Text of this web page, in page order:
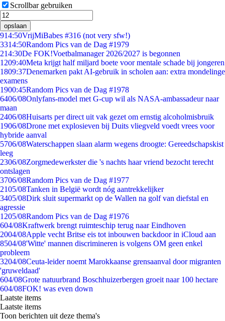
Scrollbar gebruiken
opslaan
914:50VrijMiBabes #316 (not very sfw!)
3314:50Random Pics van de Dag #1979
214:30De FOK!Voetbalmanager 2026/2027 is begonnen
1209:40Meta krijgt half miljard boete voor mentale schade bij jongeren
1809:37Denemarken pakt AI-gebruik in scholen aan: extra mondelinge
examens
1900:45Random Pics van de Dag #1978
6406/08Onlyfans-model met G-cup wil als NASA-ambassadeur naar
maan
2406/08Huisarts per direct uit vak gezet om ernstig alcoholmisbruik
1906/08Drone met explosieven bij Duits vliegveld voedt vrees voor
hybride aanval
5706/08Waterschappen slaan alarm wegens droogte: Gereedschapskist
leeg
2306/08Zorgmedewerkster die 's nachts haar vriend bezocht terecht
ontslagen
3706/08Random Pics van de Dag #1977
2105/08Tanken in België wordt nóg aantrekkelijker
3405/08Dirk sluit supermarkt op de Wallen na golf van diefstal en
agressie
1205/08Random Pics van de Dag #1976
604/08Kraftwerk brengt ruimteschip terug naar Eindhoven
2004/08Apple vecht Britse eis tot inbouwen backdoor in iCloud aan
8504/08'Witte' mannen discrimineren is volgens OM geen enkel
probleem
3204/08Ceuta-leider noemt Marokkaanse grensaanval door migranten
'gruweldaad'
604/08Grote natuurbrand Boschhuizerbergen groeit naar 100 hectare
604/08FOK! was even down
Laatste items
Laatste items
Toon berichten uit deze thema's